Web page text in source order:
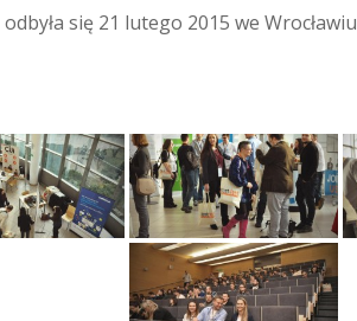
się 21 lutego 2015 we Wrocławiu